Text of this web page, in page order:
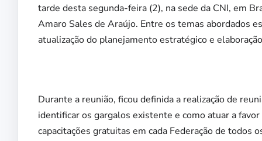
tarde desta segunda-feira (2), na sede da CNI, em
Amaro Sales de Araújo. Entre os temas abordados
atualização do planejamento estratégico e
Durante a reunião, ficou definida a realização de
identificar os gargalos existente e como atuar a
capacitações gratuitas em cada Federação de